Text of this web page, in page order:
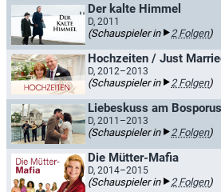
Der kalte Himmel
D, 2011
(Schauspieler in 2 Folgen)
Hochzeiten / Just
D, 2012–2013
(Schauspieler in 2 Folgen)
D, 2011–2013
(Schauspieler in 2 Folgen)
Die Mütter-Mafia
D, 2014–2015
(Schauspieler in 2 Folgen)